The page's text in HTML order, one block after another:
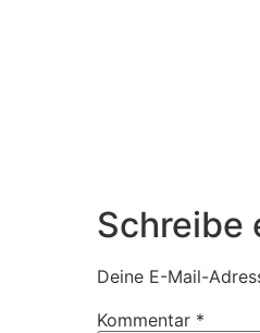
Schreibe
Deine E-Mail-
Kommentar *